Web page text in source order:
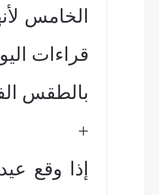
الخامس
قراءات
بالطقس
+